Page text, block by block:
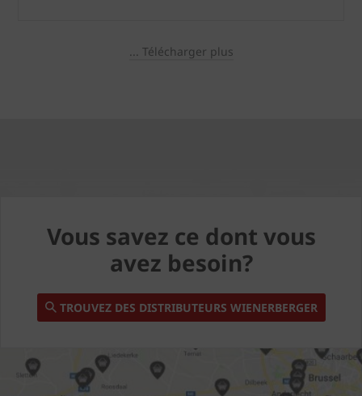
... Télécharger plus
Vous savez ce dont vous
avez besoin?
TROUVEZ DES DISTRIBUTEURS WIENERBERGER